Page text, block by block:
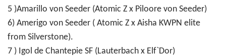
5 )Amarillo von Seeder (Atomic Z x Piloore von Seeder)
6) Amerigo von Seeder ( Atomic Z x Aisha KWPN elite
from Silverstone).
7 ) Igol de Chantepie SF (Lauterbach x Elf`Dor)